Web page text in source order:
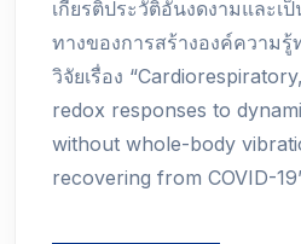
เกียรติประวัติอันงดงามและเ
ทางของการสร้างองค์ความรู้
วิจัยเรื่อง
redox responses to
without whole-body
recovering from COVID-